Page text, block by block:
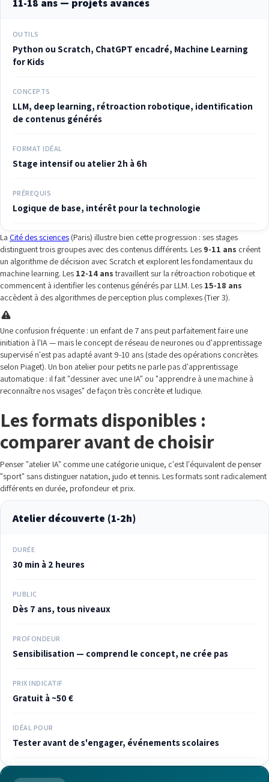
OUTILS
Python ou Scratch, ChatGPT encadré, Machine Learning
for Kids
CONCEPTS
LLM, deep learning, rétroaction robotique, identification
de contenus générés
FORMAT IDÉAL
Stage intensif ou atelier 2h à 6h
PRÉREQUIS
Logique de base, intérêt pour la technologie
La Cité des sciences (Paris) illustre bien cette progression : ses stages
distinguent trois groupes avec des contenus différents. Les 9-11 ans créent
un algorithme de décision avec Scratch et explorent les fondamentaux du
machine learning. Les 12-14 anstravaillent sur la rétroaction robotique et
commencent à identifier les contenus générés par LLM. Les 15-18 ans
accèdent à des algorithmes de perception plus complexes (Tier 3).
Une confusion fréquente : un enfant de 7 ans peut parfaitement faire une
initiation à l'IA — mais le concept de réseau de neurones ou d'apprentissage
supervisé n'est pas adapté avant 9-10 ans (stade des opérations concrètes
selon Piaget). Un bon atelier pour petits ne parle pas d'apprentissage
automatique : il fait "dessiner avec une IA" ou "apprendre à une machine à
reconnaître nos visages" de façon très concrète et ludique.
Les formats disponibles :
comparer avant de choisir
Penser "atelier IA" comme une catégorie unique, c'est l'équivalent de penser
"sport" sans distinguer natation, judo et tennis. Les formats sont radicalement
différents en durée, profondeur et prix.
Atelier découverte (1-2h)
DURÉE
30 min à 2 heures
PUBLIC
Dès 7 ans, tous niveaux
PROFONDEUR
Sensibilisation — comprend le concept, ne crée pas
PRIX INDICATIF
Gratuit à ~50 €
IDÉAL POUR
Tester avant de s'engager, événements scolaires